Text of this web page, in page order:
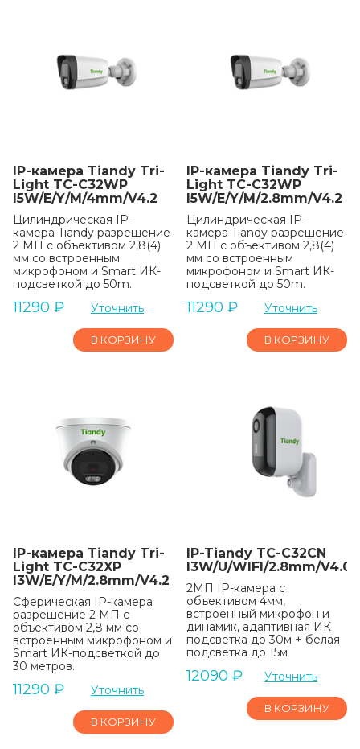
IP-камера Tiandy Tri-
Light TC-C32WP
I5W/E/Y/M/4mm/V4.2
Цилиндрическая IP-
камера Tiandy разрешение
2 МП с объективом 2,8(4)
мм со встроенным
микрофоном и Smart ИК-
подсветкой до 50m.
11290 ₽ Уточнить
В КОРЗИНУ
IP-камера Tiandy Tri-
Light TC-C32WP
I5W/E/Y/M/2.8mm/V4.2
Цилиндрическая IP-
камера Tiandy разрешение
2 МП с объективом 2,8(4)
мм со встроенным
микрофоном и Smart ИК-
подсветкой до 50m.
11290 ₽ Уточнить
В КОРЗИНУ
IP-камера Tiandy Tri-
Light TC-C32XP
I3W/E/Y/M/2.8mm/V4.2
Сферическая IP-камера
разрешение 2 МП с
объективом 2,8 мм со
встроенным микрофоном и
Smart ИК-подсветкой до
30 метров.
11290 ₽ Уточнить
В КОРЗИНУ
IP-Tiandy TC-C32CN
I3W/U/WIFI/2.8mm/V4.0
2МП IP-камера с
объективом 4мм,
встроенный микрофон и
динамик, адаптивная ИК
подсветка до 30м + белая
подсветка до 15м
12090 ₽ Уточнить
В КОРЗИНУ